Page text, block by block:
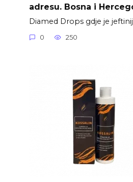
adresu. Bosna i
Diamed Drops gdje je
0 250